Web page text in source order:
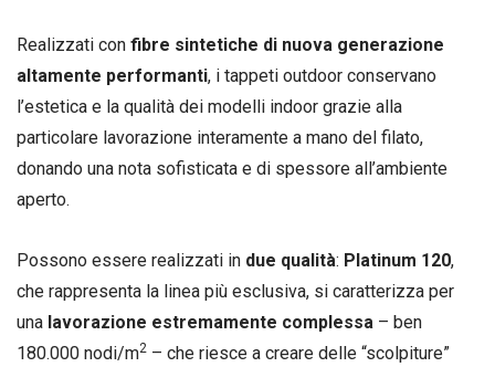
Realizzati con fibre sintetiche di nuova generazione
altamente performanti, i tappeti outdoor conservano
l’estetica e la qualità dei modelli indoor grazie alla
particolare lavorazione interamente a mano del filato,
donando una nota sofisticata e di spessore all’ambiente
aperto.
Possono essere realizzati in due qualità: Platinum 120,
che rappresenta la linea più esclusiva, si caratterizza per
una lavorazione estremamente complessa – ben
180.000 nodi/m2 – che riesce a creare delle “scolpiture”